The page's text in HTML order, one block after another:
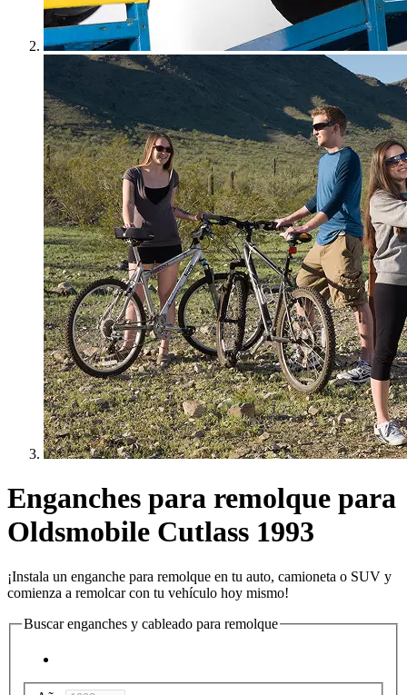
Enganches para remolque para
Oldsmobile Cutlass 1993
¡Instala un enganche para remolque en tu auto, camioneta o SUV y
comienza a remolcar con tu vehículo hoy mismo!
Buscar enganches y cableado para remolque